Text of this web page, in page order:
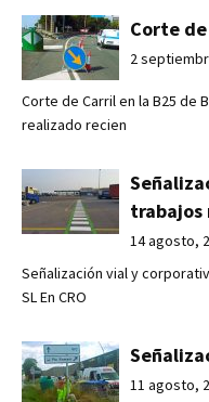
Corte
2
Corte de Carril en la B25 de
realizado recien
trabajos
14 agosto,
Señalización vial y
SL En CRO
11 agosto,